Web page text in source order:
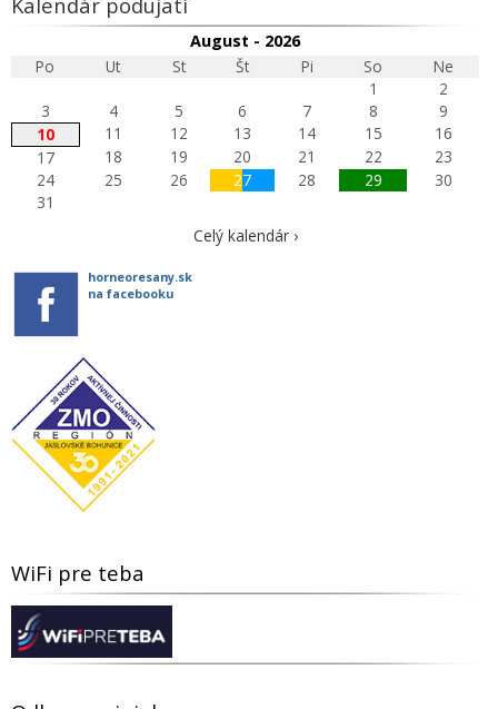
August - 2026
Po
Ut St Št Pi So
Ne
1
2
3
4 5 6 7 8
9
10
11 12 13 14 15
16
17
18 19 20 21 22
23
24
25 26 27 28 29
30
31
Celý kalendár ›
horneoresany.sk
na facebooku
WiFi pre teba